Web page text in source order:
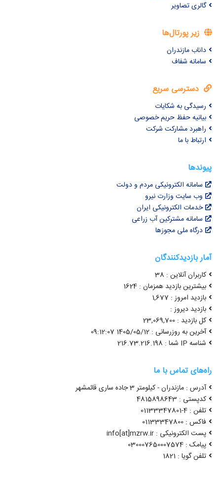
گالری تصاویر
زیر پورتال‌ها
داناب مازندران
سامانه شفاف
دسترسی سریع
رسیدگی به شکایات
بیانیه حفظ حریم خصوصی
راهبرد مشارکت شرکت
ارتباط با ما
پیوندها
سامانه الکترونیکی مردم و دولت
وب سایت وزارت نیرو
خدمات الکترونیکی ایران
سامانه مشترکین آب زراعی
درگاه ملی مجوزها
آمار بازدیدکنندگان
کاربران آنلاین : 38
بیشترین بازدید همزمان : 1624
بازدید امروز : 1,677
بازدید دیروز :
کل بازدید : 23,069,700
آخرین به روزرسانی : 1405/05/12 09:12:07
شناسه IP شما : 216.73.216.198
راه‌های تماس با ما
آدرس : مازندران - کیلومتر 3 جاده ساری قائمشهر
کدپستی : 4815898643
تلفن : 4-01133347801
فاکس : 01133347800
پست الکترونیکی : info[at]mzrw.ir
پیامک : 030007650007574
تلفن گویا : 1821